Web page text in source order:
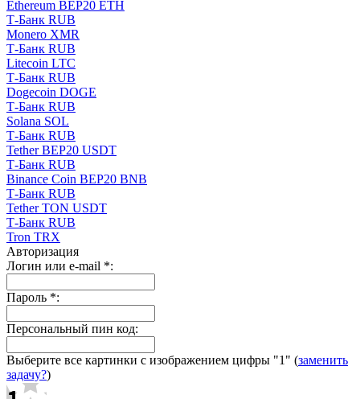
Ethereum BEP20 ETH
Т-Банк RUB
Monero XMR
Т-Банк RUB
Litecoin LTC
Т-Банк RUB
Dogecoin DOGE
Т-Банк RUB
Solana SOL
Т-Банк RUB
Tether BEP20 USDT
Т-Банк RUB
Binance Coin BEP20 BNB
Т-Банк RUB
Tether TON USDT
Т-Банк RUB
Tron TRX
Авторизация
Логин или e-mail *:
Пароль *:
Персональный пин код:
Выберите все картинки с изображением цифры "1" (заменить
задачу?)